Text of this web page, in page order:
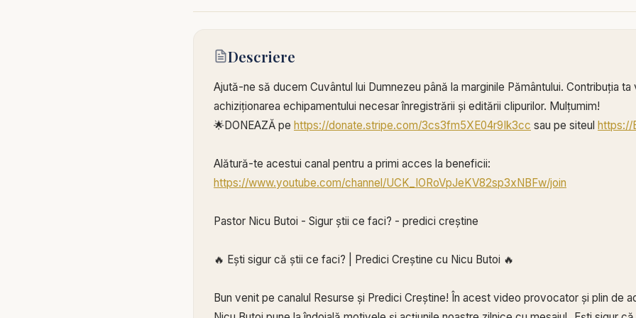
Descriere
Ajută-ne să ducem Cuvântul lui Dumnezeu până la marginile Pământului. Contribuția ta
achiziționarea echipamentului necesar înregistrării și editării clipurilor. Mulțumim!
🌟DONEAZĂ pe https://donate.stripe.com/3cs3fm5XE04r9Ik3cc sau pe siteul https://
Alătură-te acestui canal pentru a primi acces la beneficii:
https://www.youtube.com/channel/UCK_IORoVpJeKV82sp3xNBFw/join
Pastor Nicu Butoi - Sigur știi ce faci? - predici creștine
🔥 Ești sigur că știi ce faci? | Predici Creștine cu Nicu Butoi 🔥
Bun venit pe canalul Resurse și Predici Creștine! În acest video provocator și plin de